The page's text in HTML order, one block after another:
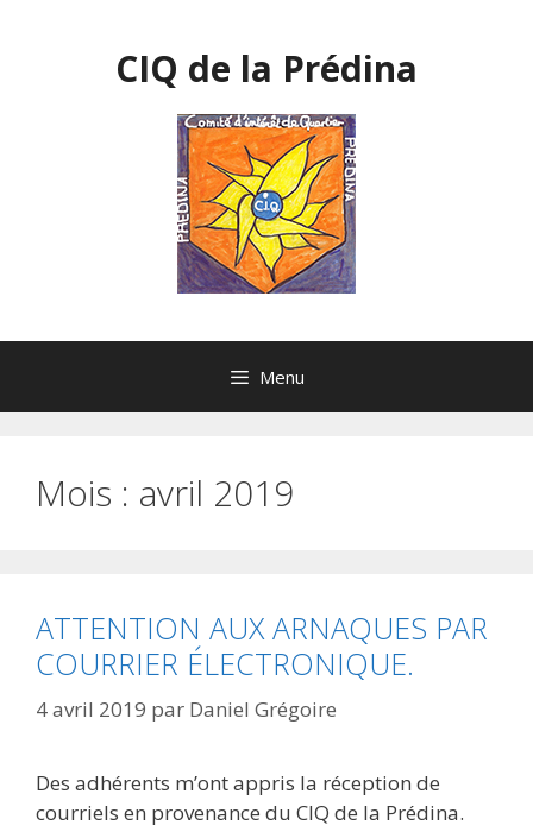
CIQ de la Prédina
Menu
Mois : avril 2019
ATTENTION AUX ARNAQUES PAR
COURRIER ÉLECTRONIQUE.
4 avril 2019 par Daniel Grégoire
Des adhérents m’ont appris la réception de
courriels en provenance du CIQ de la Prédina.